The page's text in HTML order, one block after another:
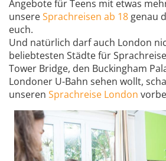
Angebote für Teens mit etwas
unsereSprachreisen ab 18 genau
euch.
Und natürlich darf auch London
beliebtesten Städte für
Tower Bridge, den Buckingham
Londoner U-Bahn sehen wollt,
unseren Sprachreise London